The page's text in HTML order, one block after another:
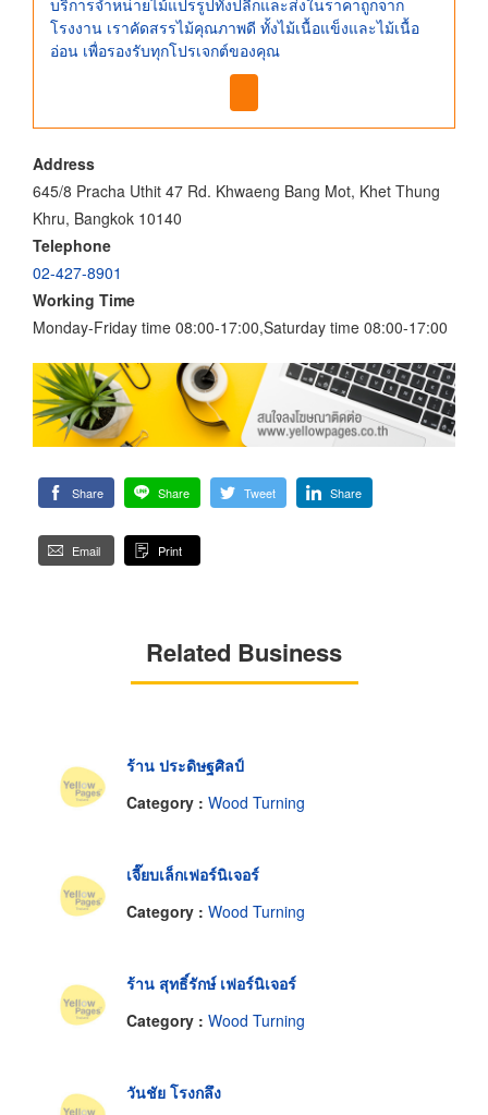
บริการจำหน่ายไม้แปรรูปทั้งปลีกและส่งในราคาถูกจาก
โรงงาน เราคัดสรรไม้คุณภาพดี ทั้งไม้เนื้อแข็งและไม้เนื้อ
อ่อน เพื่อรองรับทุกโปรเจกต์ของคุณ
Address
645/8 Pracha Uthit 47 Rd. Khwaeng Bang Mot, Khet Thung
Khru, Bangkok 10140
Telephone
02-427-8901
Working Time
Monday-Friday time 08:00-17:00,Saturday time 08:00-17:00
Share Share Tweet Share
Email Print
Related Business
ร้าน ประดิษฐศิลป์
Category : Wood Turning
เจี๊ยบเล็กเฟอร์นิเจอร์
Category : Wood Turning
ร้าน สุทธิ์รักษ์ เฟอร์นิเจอร์
Category : Wood Turning
วันชัย โรงกลึง